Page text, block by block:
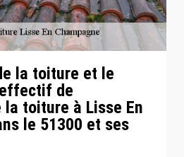
la toiture et le
de
la toiture à Lisse En
le 51300 et ses